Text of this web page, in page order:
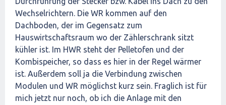
Wechselrichtern. Die WR kommen auf den
Dachboden, der im Gegensatz zum
Hauswirtschaftsraum wo der Zählerschrank sitzt
kühler ist. Im HWR steht der Pelletofen und der
Kombispeicher, so dass es hier in der Regel wärmer
ist. Außerdem soll ja die Verbindung zwischen
Modulen und WR möglichst kurz sein. Fraglich ist für
mich jetzt nur noch, ob ich die Anlage mit den